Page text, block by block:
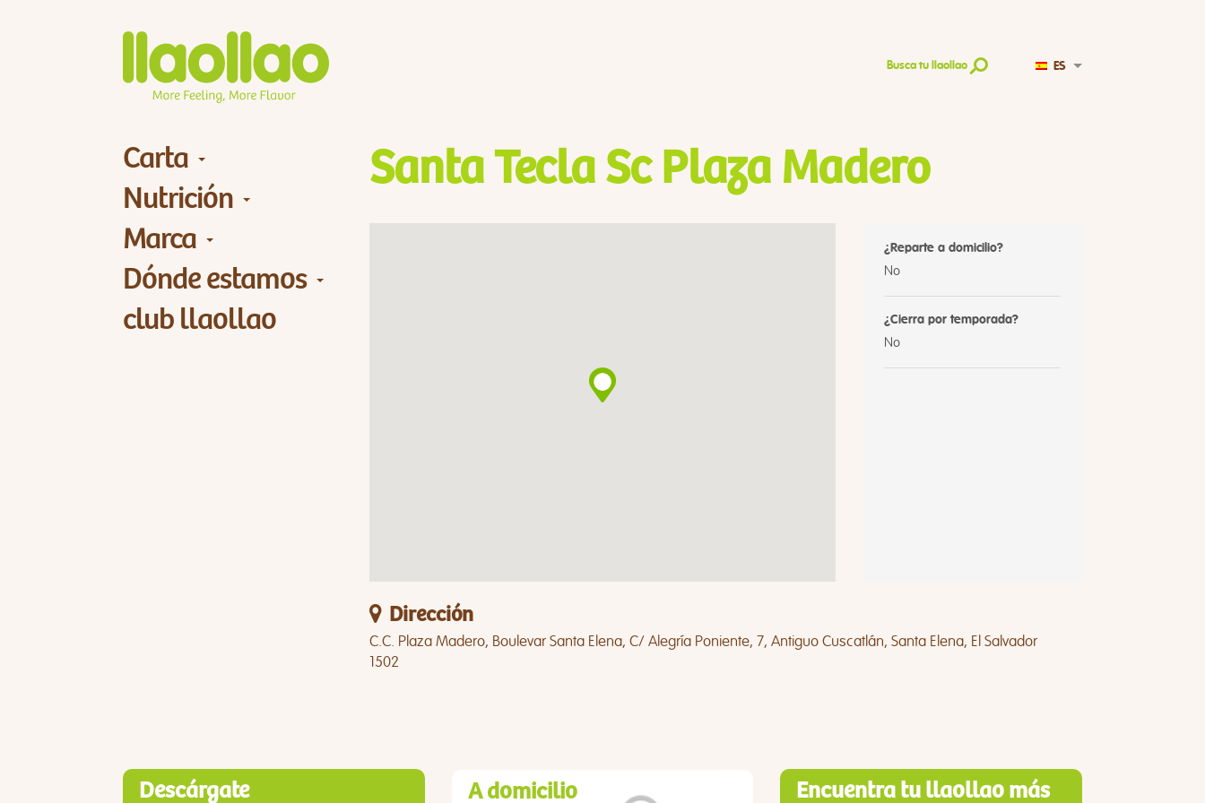
Busca tu llaollao ES
Carta
Nutrición
Marca
Dónde estamos
club llaollao
Santa Tecla Sc Plaza Madero
¿Reparte a domicilio?
No
¿Cierra por temporada?
No
Dirección
C.C. Plaza Madero, Boulevar Santa Elena, C/ Alegría Poniente, 7, Antiguo Cuscatlán, Santa Elena, El Salvador
1502
Descárgate
A domicilio
Encuentra tu llaollao más